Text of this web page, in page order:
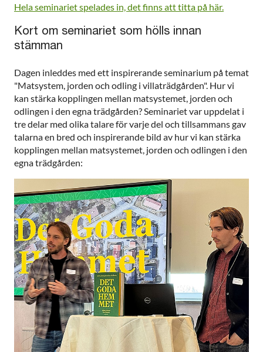
Hela seminariet spelades in, det finns att titta på här.
Kort om seminariet som hölls innan
stämman
Dagen inleddes med ett inspirerande seminarium på temat
"Matsystem, jorden och odling i villaträdgården". Hur vi
kan stärka kopplingen mellan matsystemet, jorden och
odlingen i den egna trädgården? Seminariet var uppdelat i
tre delar med olika talare för varje del och tillsammans gav
talarna en bred och inspirerande bild av hur vi kan stärka
kopplingen mellan matsystemet, jorden och odlingen i den
egna trädgården: